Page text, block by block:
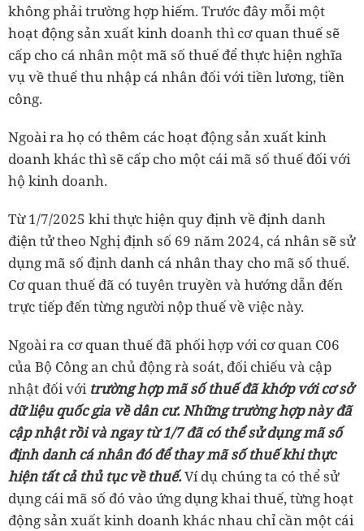
không phải trường hợp hiếm. Trước đây mỗi một
hoạt động sản xuất kinh doanh thì cơ quan thuế sẽ
cấp cho cá nhân một mã số thuế để thực hiện nghĩa
vụ về thuế thu nhập cá nhân đối với tiền lương, tiền
công.
Ngoài ra họ có thêm các hoạt động sản xuất kinh
doanh khác thì sẽ cấp cho một cái mã số thuế đối với
hộ kinh doanh.
Từ 1/7/2025 khi thực hiện quy định về định danh
điện tử theo Nghị định số 69 năm 2024, cá nhân sẽ sử
dụng mã số định danh cá nhân thay cho mã số thuế.
Cơ quan thuế đã có tuyên truyền và hướng dẫn đến
trực tiếp đến từng người nộp thuế về việc này.
Ngoài ra cơ quan thuế đã phối hợp với cơ quan C06
của Bộ Công an chủ động rà soát, đối chiếu và cập
nhật đối với trường hợp mã số thuế đã khớp với cơ sở
dữ liệu quốc gia về dân cư. Những trường hợp này đã
cập nhật rồi và ngay từ 1/7 đã có thể sử dụng mã số
định danh cá nhân đó để thay mã số thuế khi thực
hiện tất cả thủ tục về thuế.Ví dụ chúng ta có thể sử
dụng cái mã số đó vào ứng dụng khai thuế, từng hoạt
động sản xuất kinh doanh khác nhau chỉ cần một cái